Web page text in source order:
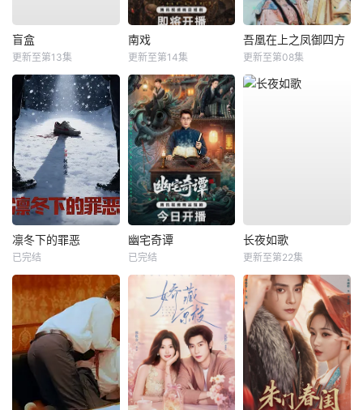
盲盒
更新至第13集
南戏
更新至第14集
吾凰在上之凤御四方
更新至第08集
凛冬下的罪恶
已完结
幽宅奇谭
已完结
长夜如歌
更新至第22集